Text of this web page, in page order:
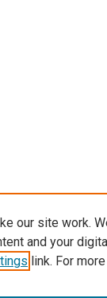
our site work.
and your
link. For